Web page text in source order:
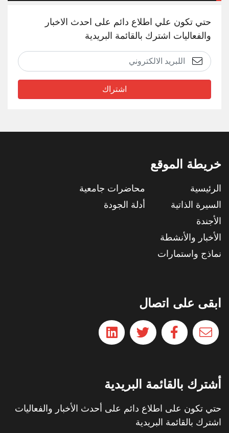
حتي تكون علي اطلاع دائم على احدث الاخبار
والفعاليات اشترك بالقائمة البريدية
اشتراك
خريطة الموقع
الرئيسية
السيرة الذاتية
الأجندة
الأخبار والأنشطة
نماذج واستمارات
محاضرات جامعية
أدلة الجودة
ابقى على اتصال
أشترك بالقائمة البريدية
حتي تكون على اطلاع دائم على أحدث الأخبار والفعاليات
اشترك بالقائمة البريدية